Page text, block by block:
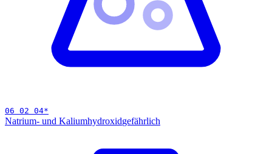
06 02 04*
Natrium- und Kaliumhydroxidgefährlich